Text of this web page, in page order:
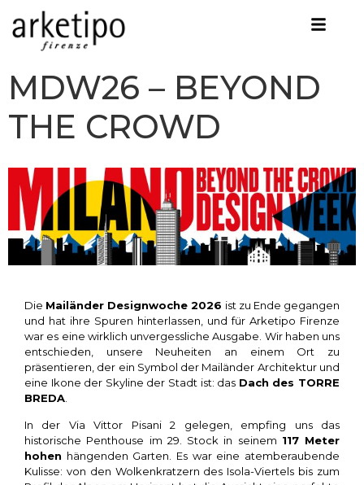
MDW26 – BEYOND
THE CROWD
Die Mailänder Designwoche 2026 ist zu Ende gegangen
und hat ihre Spuren hinterlassen, und für Arketipo Firenze
war es eine wirklich unvergessliche Ausgabe. Wir haben uns
entschieden, unsere Neuheiten an einem Ort zu
präsentieren, der ein Symbol der Mailänder Architektur und
eine Ikone der Skyline der Stadt ist: das Dach des TORRE
BREDA
In der Via Vittor Pisani 2 gelegen, empfing uns das
historische Penthouse im 29. Stock in seinem 117 Meter
hohen hängenden Garten. Es war eine atemberaubende
Kulisse: von den Wolkenkratzern des Isola-Viertels bis zum